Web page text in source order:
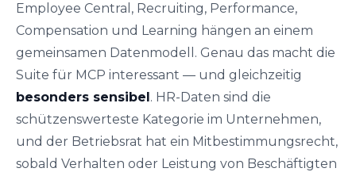
Employee Central, Recruiting, Performance,
Compensation und Learning hängen an einem
gemeinsamen Datenmodell. Genau das macht die
Suite für MCP interessant — und gleichzeitig
besonders sensibel. HR-Daten sind die
schützenswerteste Kategorie im Unternehmen,
und der Betriebsrat hat ein Mitbestimmungsrecht,
sobald Verhalten oder Leistung von Beschäftigten